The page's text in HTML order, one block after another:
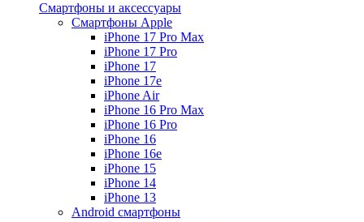
Смартфоны и аксессуары
Смартфоны Apple
iPhone 17 Pro Max
iPhone 17 Pro
iPhone 17
iPhone 17e
iPhone Air
iPhone 16 Pro Max
iPhone 16 Pro
iPhone 16
iPhone 16e
iPhone 15
iPhone 14
iPhone 13
Android cмартфоны